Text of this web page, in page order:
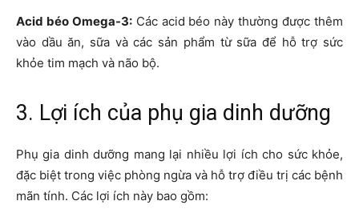
Acid béo Omega-3:Các acid béo này thường được thêm
vào dầu ăn, sữa và các sản phẩm từ sữa để hỗ trợ sức
khỏe tim mạch và não bộ.
3. Lợi ích của phụ gia dinh dưỡng
Phụ gia dinh dưỡng mang lại nhiều lợi ích cho sức khỏe,
đặc biệt trong việc phòng ngừa và hỗ trợ điều trị các bệnh
mãn tính. Các lợi ích này bao gồm: